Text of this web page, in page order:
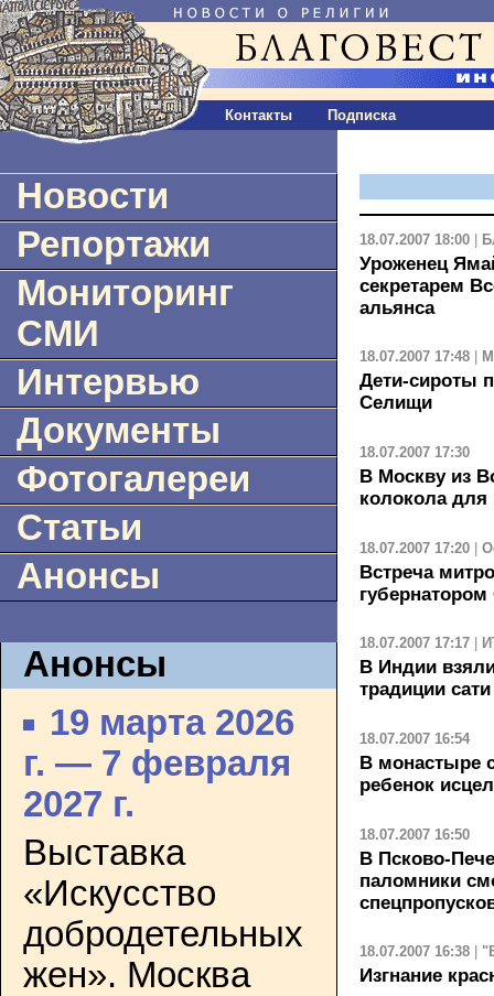
Контакты Подписка
Новости
Репортажи
Мониторинг
СМИ
Интервью
Документы
Фотогалереи
Статьи
Анонсы
Анонсы
19 марта 2026
г. — 7 февраля
2027 г.
Выставка
«Искусство
добродетельных
жен». Москва
18.07.2007 18:00 |
Уроженец
секретарем
альянса
18.07.2007 17:48
Дети-сироты
Селищи
18.07.2007 17:30
В Москву из
колокола для
18.07.2007 17:20 |
Встреча
18.07.2007 17:17
В Индии
традиции сати
18.07.2007 16:54
В монастыре
ребенок
18.07.2007 16:50
В Псково-
паломники
18.07.2007 16:38
Изгнание